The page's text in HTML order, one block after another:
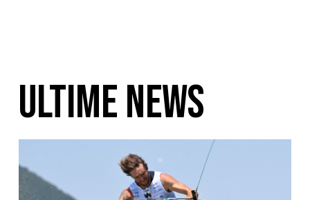
ULTIME NEWS